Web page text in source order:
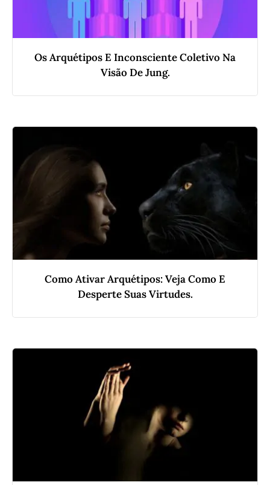
Os Arquétipos E Inconsciente Coletivo Na
Visão De Jung.
Como Ativar Arquétipos: Veja Como E
Desperte Suas Virtudes.